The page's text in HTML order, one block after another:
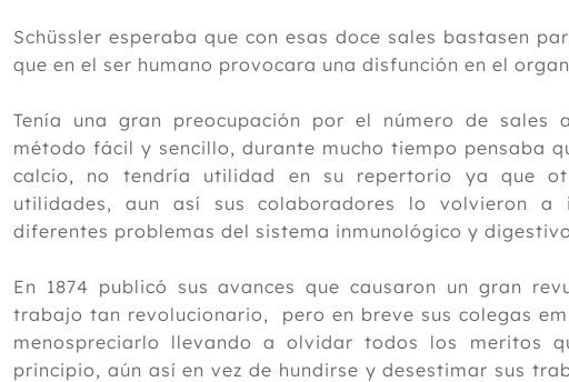
Schüssler esperaba que con esas doce sales bastasen
que en el ser humano provocara una disfunción en el
Tenía una gran preocupación por el número de sales
método fácil y sencillo, durante mucho tiempo pensaba
calcio, no tendría utilidad en su repertorio ya que
utilidades, aun así sus colaboradores lo volvieron
diferentes problemas del sistema inmunológico y
En 1874 publicó sus avances que causaron un gran
trabajo tan revolucionario, pero en breve sus colegas
menospreciarlo llevando a olvidar todos los meritos
principio, aún así en vez de hundirse y desestimar sus